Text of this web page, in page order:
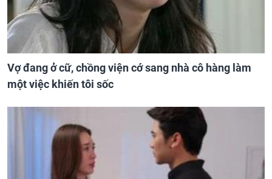
Vợ đang ở cữ, chồng viện cớ sang nhà cô hàng làm
một việc khiến tôi sốc